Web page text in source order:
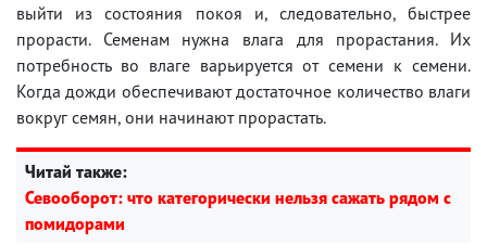
выйти из состояния покоя и, следовательно, быстрее
прорасти. Семенам нужна влага для прорастания. Их
потребность во влаге варьируется от семени к семени.
Когда дожди обеспечивают достаточное количество влаги
вокруг семян, они начинают прорастать.
Читай также:
Севооборот: что категорически нельзя сажать рядом с
помидорами